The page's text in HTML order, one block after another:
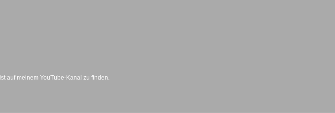
auf meinem YouTube-Kanal zu finden.